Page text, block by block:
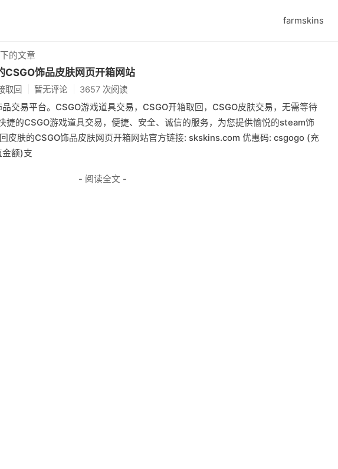
farmskins
的文章
饰品皮肤网页开箱网站
取回 暂无评论 3657 次阅读
交易平台。CSGO游戏道具交易，CSGO开箱取回，CSGO皮肤交易，无需等待
捷的CSGO游戏道具交易，便捷、安全、诚信的服务，为您提供愉悦的steam饰
皮肤的CSGO饰品皮肤网页开箱网站官方链接: skskins.com 优惠码: csgogo (充
额)支
- 阅读全文 -